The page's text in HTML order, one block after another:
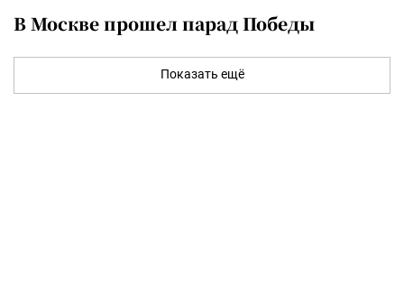
В Москве прошел парад Победы
Показать ещё